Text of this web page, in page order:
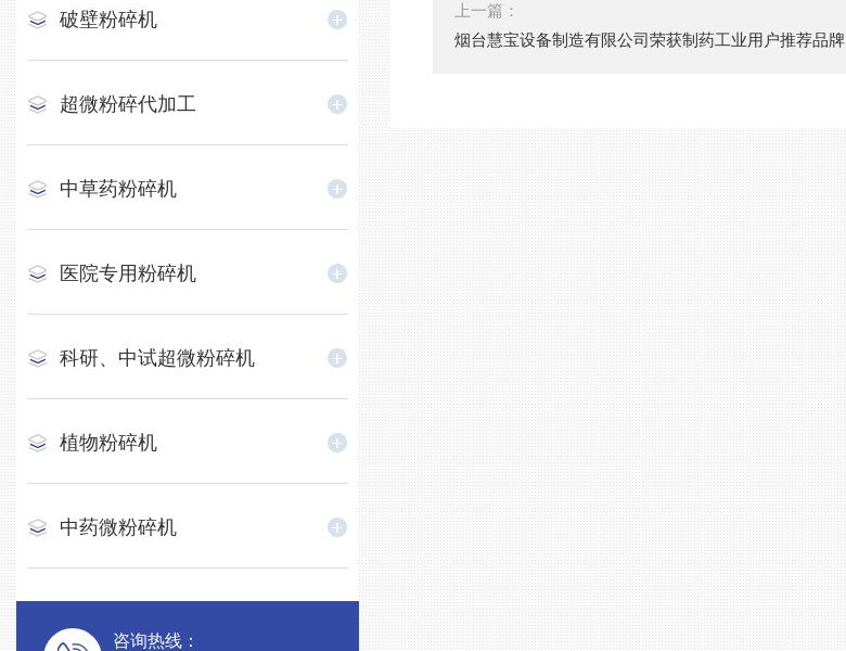
破壁粉碎机
超微粉碎代加工
中草药粉碎机
医院专用粉碎机
科研、中试超微粉碎机
植物粉碎机
中药微粉碎机
咨询热线：
上一篇：
烟台慧宝设备制造有限公司荣获制药工业用户推荐品牌